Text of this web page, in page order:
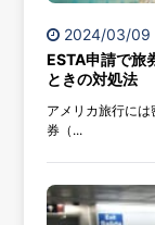
2024/03/09
ESTA申請で旅
ときの対処法
アメリカ旅行に
券（...